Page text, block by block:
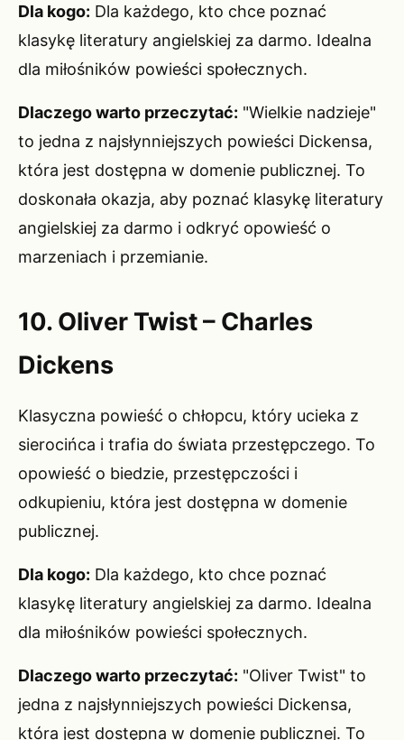
Dla kogo: Dla każdego, kto chce poznać
klasykę literatury angielskiej za darmo. Idealna
dla miłośników powieści społecznych.
Dlaczego warto przeczytać: "Wielkie nadzieje"
to jedna z najsłynniejszych powieści Dickensa,
która jest dostępna w domenie publicznej. To
doskonała okazja, aby poznać klasykę literatury
angielskiej za darmo i odkryć opowieść o
marzeniach i przemianie.
10. Oliver Twist – Charles
Dickens
Klasyczna powieść o chłopcu, który ucieka z
sierocińca i trafia do świata przestępczego. To
opowieść o biedzie, przestępczości i
odkupieniu, która jest dostępna w domenie
publicznej.
Dla kogo: Dla każdego, kto chce poznać
klasykę literatury angielskiej za darmo. Idealna
dla miłośników powieści społecznych.
Dlaczego warto przeczytać: "Oliver Twist" to
jedna z najsłynniejszych powieści Dickensa,
która jest dostępna w domenie publicznej. To